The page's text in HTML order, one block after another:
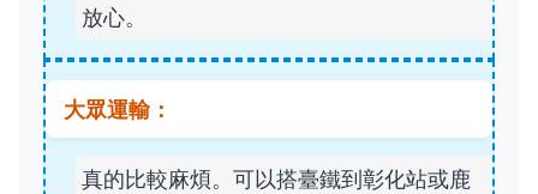
放心。
大眾運輸：
真的比較麻煩。可以搭臺鐵到彰化站或鹿